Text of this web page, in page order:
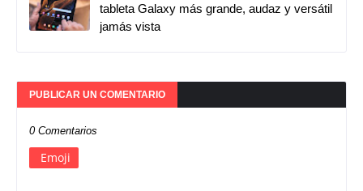
tableta Galaxy más grande, audaz y versátil
jamás vista
PUBLICAR UN COMENTARIO
0 Comentarios
Emoji